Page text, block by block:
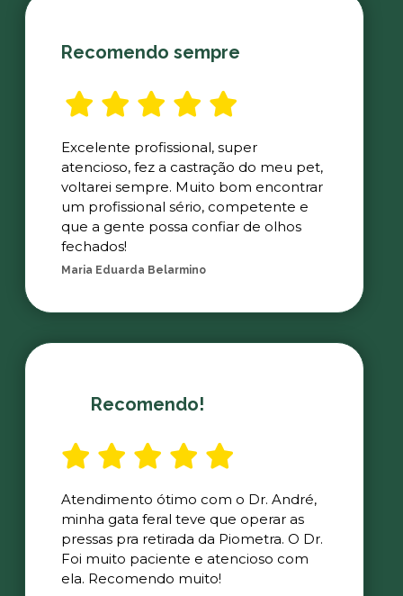
Recomendo sempre
Excelente profissional, super
atencioso, fez a castração do meu pet,
voltarei sempre. Muito bom encontrar
um profissional sério, competente e
que a gente possa confiar de olhos
fechados!
Maria Eduarda Belarmino
Recomendo!
Atendimento ótimo com o Dr. André,
minha gata feral teve que operar as
pressas pra retirada da Piometra. O Dr.
Foi muito paciente e atencioso com
ela. Recomendo muito!